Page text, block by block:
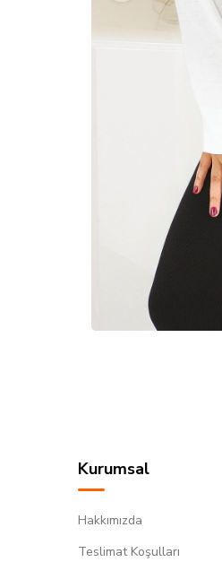
Kurumsal
Hakkımızda
Teslimat Koşulları